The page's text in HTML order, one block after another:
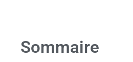
Sommaire